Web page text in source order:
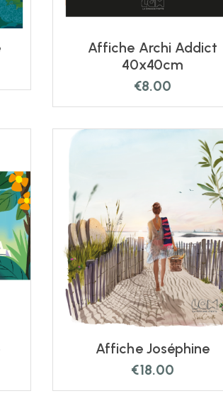
Affiche Archi Addict
40x40cm
€8.00
Affiche Joséphine
€18.00